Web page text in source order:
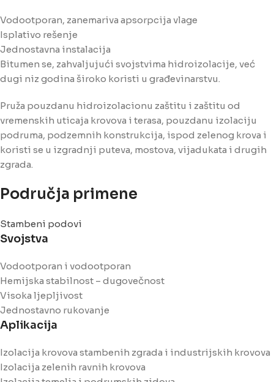
Vodootporan, zanemariva apsorpcija vlage
Isplativo rešenje
Jednostavna instalacija
Bitumen se, zahvaljujući svojstvima hidroizolacije, već
dugi niz godina široko koristi u građevinarstvu.
Pruža pouzdanu hidroizolacionu zaštitu i zaštitu od
vremenskih uticaja krovova i terasa, pouzdanu izolaciju
podruma, podzemnih konstrukcija, ispod zelenog krova i
koristi se u izgradnji puteva, mostova, vijadukata i drugih
zgrada.
Područja primene
Stambeni podovi
Svojstva
Vodootporan i vodootporan
Hemijska stabilnost – dugovečnost
Visoka ljepljivost
Jednostavno rukovanje
Aplikacija
Izolacija krovova stambenih zgrada i industrijskih krovova
Izolacija zelenih ravnih krovova